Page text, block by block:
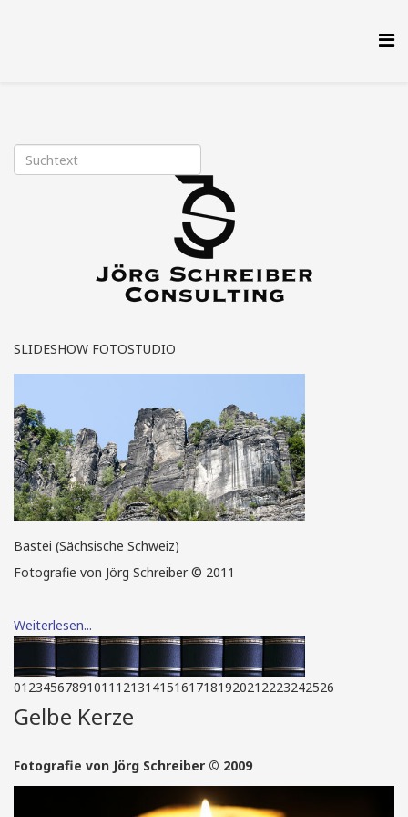
SLIDESHOW FOTOSTUDIO
Bastei (Sächsische Schweiz)
Fotografie von Jörg Schreiber © 2011
Weiterlesen...
01 234567891011 12131415161718192021 2223242526
Gelbe Kerze
Fotografie von Jörg Schreiber © 2009